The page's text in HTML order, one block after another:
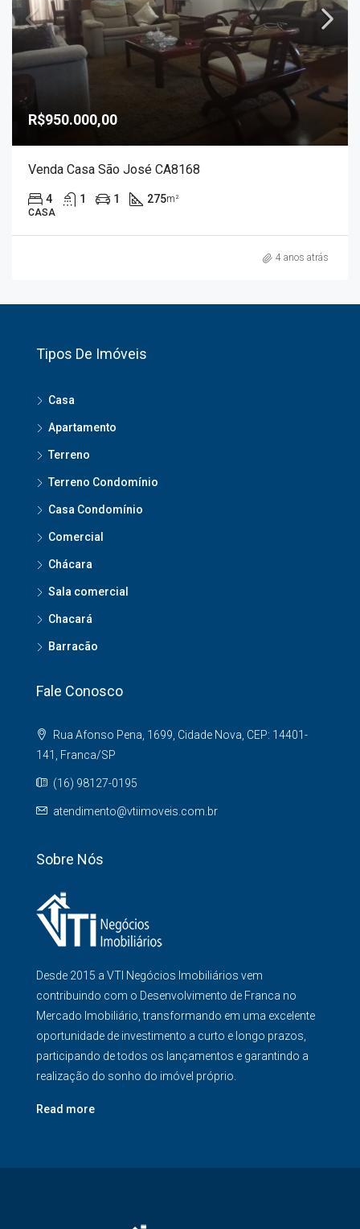
R$950.000,00
Venda Casa São José CA8168
4 1 1 275m²
CASA
4 anos atrás
Tipos De Imóveis
Casa
Apartamento
Terreno
Terreno Condomínio
Casa Condomínio
Comercial
Chácara
Sala comercial
Chacará
Barracão
Fale Conosco
Rua Afonso Pena, 1699, Cidade Nova, CEP: 14401-
141, Franca/SP
(16) 98127-0195
atendimento@vtiimoveis.com.br
Sobre Nós
Desde 2015 a VTI Negócios Imobiliários vem
contribuindo com o Desenvolvimento de Franca no
Mercado Imobiliário, transformando em uma excelente
oportunidade de investimento a curto e longo prazos,
participando de todos os lançamentos e garantindo a
realização do sonho do imóvel próprio.
Read more